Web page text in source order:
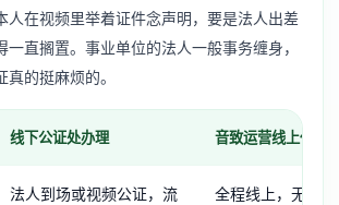
人在视频里举着证件念声明，要是法人出差
一直搁置。事业单位的法人一般事务缠身，
的挺麻烦的。
线下公证处办理 音致运营线上代办
法人到场或视频公证，流
全程线上，无需